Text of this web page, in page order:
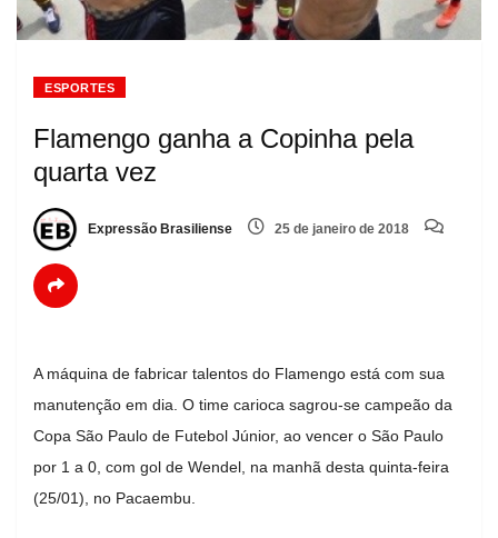
ESPORTES
Flamengo ganha a Copinha pela
quarta vez
Expressão Brasiliense 25 de janeiro de 2018
A máquina de fabricar talentos do Flamengo está com sua
manutenção em dia. O time carioca sagrou-se campeão da
Copa São Paulo de Futebol Júnior, ao vencer o São Paulo
por 1 a 0, com gol de Wendel, na manhã desta quinta-feira
(25/01), no Pacaembu.